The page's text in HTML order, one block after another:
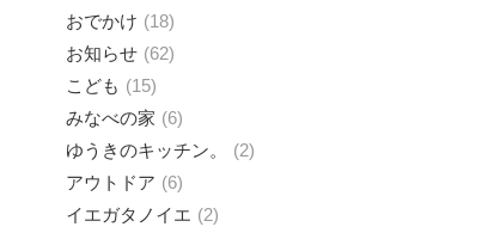
おでかけ
18
お知らせ
62
こども
15
みなべの家
6
ゆうきのキッチン。
2
アウトドア
6
イエガタノイエ
2